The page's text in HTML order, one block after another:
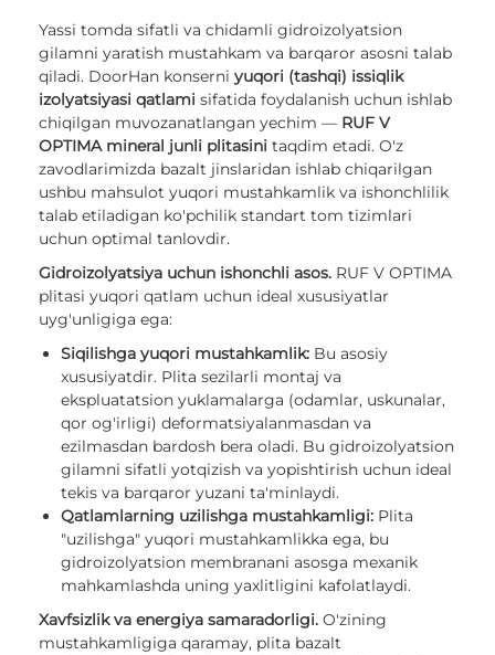
Yassi tomda sifatli va chidamli gidroizolyatsion
gilamni yaratish mustahkam va barqaror asosni talab
qiladi. DoorHan konserni yuqori (tashqi) issiqlik
izolyatsiyasi qatlami sifatida foydalanish uchun ishlab
chiqilgan muvozanatlangan yechim — RUF V
OPTIMA mineral junli plitasini taqdim etadi. O'z
zavodlarimizda bazalt jinslaridan ishlab chiqarilgan
ushbu mahsulot yuqori mustahkamlik va ishonchlilik
talab etiladigan ko'pchilik standart tom tizimlari
uchun optimal tanlovdir.
Gidroizolyatsiya uchun ishonchli asos. RUF V OPTIMA
plitasi yuqori qatlam uchun ideal xususiyatlar
uyg'unligiga ega:
Siqilishga yuqori mustahkamlik: Bu asosiy
xususiyatdir. Plita sezilarli montaj va
ekspluatatsion yuklamalarga (odamlar, uskunalar,
qor og'irligi) deformatsiyalanmasdan va
ezilmasdan bardosh bera oladi. Bu gidroizolyatsion
gilamni sifatli yotqizish va yopishtirish uchun ideal
tekis va barqaror yuzani ta'minlaydi.
Qatlamlarning uzilishga mustahkamligi: Plita
"uzilishga" yuqori mustahkamlikka ega, bu
gidroizolyatsion membranani asosga mexanik
mahkamlashda uning yaxlitligini kafolatlaydi.
Xavfsizlik va energiya samaradorligi. O'zining
mustahkamligiga qaramay, plita bazalt